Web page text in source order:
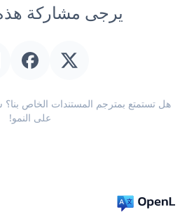
يرجى مشاركة
هل تستمتع بمترجم المستندات الخاص
على النمو!